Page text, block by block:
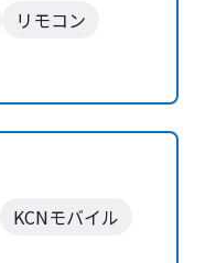
リモコン
KCNモバイル